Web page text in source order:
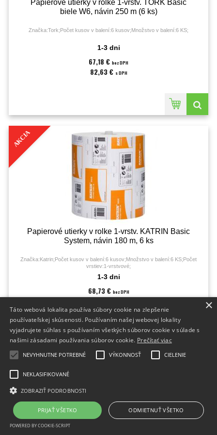
Papierové utierky v rolke 1-vrstv. TORK Basic
biele W6, návin 250 m (6 ks)
Značka:Tork;Počet kusov v balení:6 kusov;Množstvo v balení:6 KS;
1-3 dni
67,18 € bez DPH
82,63 € s DPH
AKCIA
Papierové utierky v rolke 1-vrstv. KATRIN Basic
System, návin 180 m, 6 ks
Značka:Katrin;Počet kusov v balení:6 kusov;Množstvo v balení:6 KS;Počet
vrstiev:1-vrstvové;
1-3 dni
68,73 € bez DPH
AKCIA
×
Táto webová lokalita používa súbory cookie na zlepšenie
používateľskej skúsenosti. Používaním našej webovej lokality
vyjadrujete súhlas s používaním všetkých súborov cookie v súlade s
našimi zásadami používania súborov cookie. Prečítať viac
NEVYHNUTNE POTREBNÉ VÝKONNOSŤ CIELENIE
NEKLASIFIKOVANÉ
ZOBRAZIŤ PODROBNOSTI
PRIJAŤ VŠETKO ODMIETNUŤ VŠETKO
POWERED BY COOKIE-SCRIPT